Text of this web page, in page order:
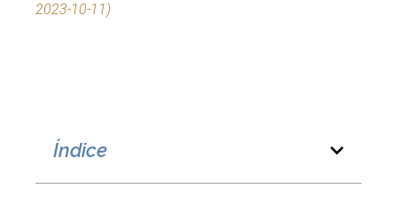
2023-10-11)
Índice